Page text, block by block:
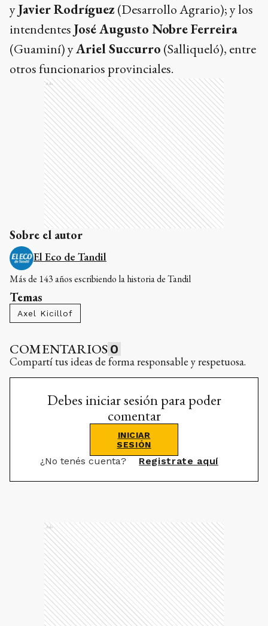
yJavier Rodríguez (Desarrollo Agrario); y los
intendentes José Augusto Nobre Ferreira
(Guaminí) yAriel Succurro (Salliqueló), entre
otros funcionarios provinciales.
Ads
Sobre el autor
El Eco de Tandil
Más de 143 años escribiendo la historia de Tandil
Temas
Axel Kicillof
COMENTARIOS 0
Compartí tus ideas de forma responsable y respetuosa.
Debes iniciar sesión para poder
comentar
INICIAR
SESIÓN
¿No tenés cuenta? Registrate aquí
Ads